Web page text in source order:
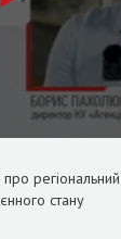
стану